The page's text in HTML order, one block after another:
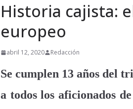
Historia cajista:
europeo
abril 12, 2020 Redacción
Se cumplen 13 años del
a todos los aficionados